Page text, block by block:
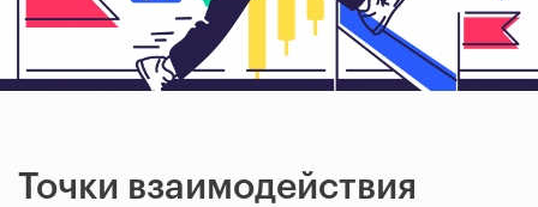
Точки взаимодействия